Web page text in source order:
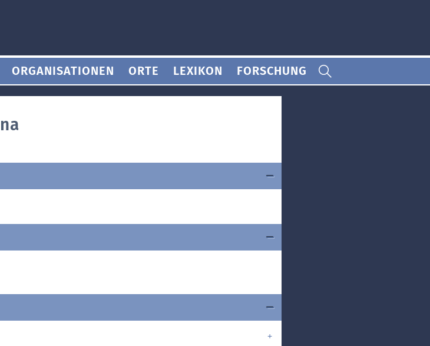
ORGANISATIONEN ORTE LEXIKON FORSCHUNG